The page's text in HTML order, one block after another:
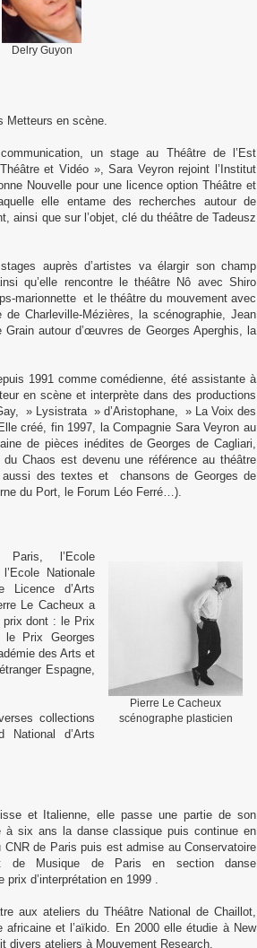
Delry Guyon
Metteurs en scène.
un stage au Théâtre de l’Est
et Vidéo », Sara Veyron rejoint l’Institut
Nouvelle pour une licence option Théâtre et
elle entame des recherches autour de
ainsi que sur l’objet, clé du théâtre de Tadeusz
auprès d’artistes va élargir son champ
qu’elle rencontre le théâtre Nô avec Shiro
marionnette et le théâtre du mouvement avec
Charleville-Mézières, la scénographie, Jean
autour d’œuvres de Georges Aperghis, la
1991 comme comédienne, été assistante à
en scène et interprète dans des productions
» Lysistrata » d’Aristophane, » La Voix des
créé, fin 1997, la Compagnie Sara Veyron au
de pièces inédites de Georges de Cagliari,
Chaos est devenu une référence au théâtre
des textes et chansons de Georges de
du Port, le Forum Léo Ferré…).
Pierre Le Cacheux
scénographe plasticien
l’Ecole
Nationale
d’Arts
Le Cacheux a
prix dont : le Prix
le Prix Georges
des Arts et
Espagne,
collections
National d’Arts
et Italienne, elle passe une partie de son
à six ans la danse classique puis continue en
de Paris puis est admise au Conservatoire
de Musique de Paris en section danse
d’interprétation en 1999 .
aux ateliers du Théâtre National de Chaillot,
et l’aïkido. En 2000 elle étudie à New
divers ateliers à Mouvement Research.